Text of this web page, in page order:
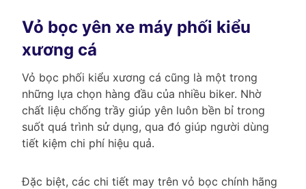
Vỏ bọc yên xe máy phối kiểu
xương cá
Vỏ bọc phối kiểu xương cá cũng là một trong
những lựa chọn hàng đầu của nhiều biker. Nhờ
chất liệu chống trầy giúp yên luôn bền bỉ trong
suốt quá trình sử dụng, qua đó giúp người dùng
tiết kiệm chi phí hiệu quả.
Đặc biệt, các chi tiết may trên vỏ bọc chính hãng